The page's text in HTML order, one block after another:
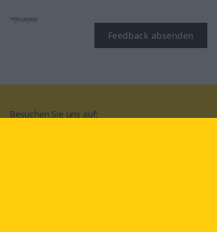
*Pflichtfeld
Feedback absenden
Besuchen Sie uns auf: